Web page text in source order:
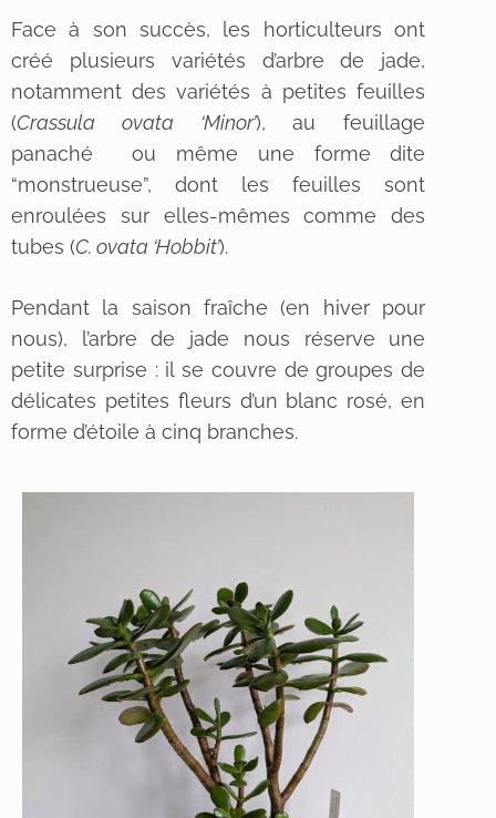
Face à son succès, les horticulteurs ont
créé plusieurs variétés d’arbre de jade,
notamment des variétés à petites feuilles
(Crassula ovata ‘Minor’), au feuillage
panaché ou même une forme dite
“monstrueuse”, dont les feuilles sont
enroulées sur elles-mêmes comme des
tubes (C. ovata ‘Hobbit’).
Pendant la saison fraîche (en hiver pour
nous), l’arbre de jade nous réserve une
petite surprise : il se couvre de groupes de
délicates petites fleurs d’un blanc rosé, en
forme d’étoile à cinq branches.